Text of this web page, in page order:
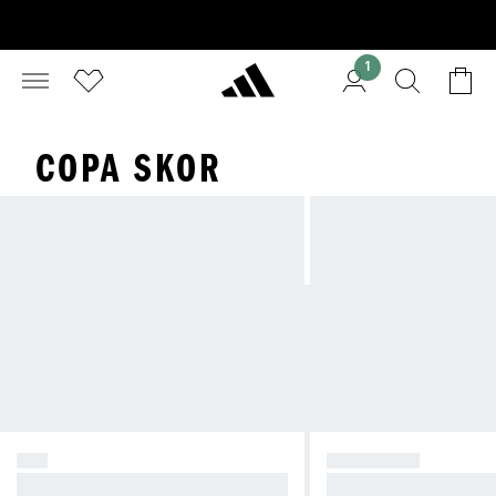
1
COPA SKOR